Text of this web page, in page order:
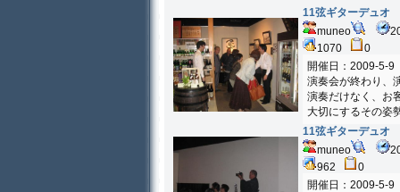
11弦ギターデュ
muneo
1070
0
開催日：2009-5-9
演奏会が終わり、
演奏だけなく、お
大切にするその姿
11弦ギターデュ
muneo
962
0
開催日：2009-5-9